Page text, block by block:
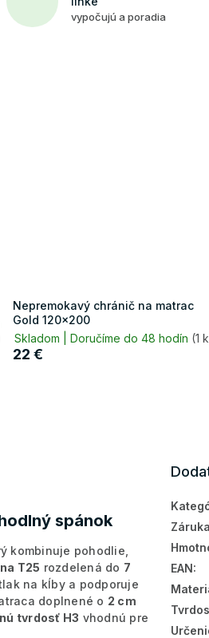
vypočujú a poradia
Nepremokavý chránič na matrac
Gold 120x200
Skladom | Doručíme do 48 hodín (1
22 €
spánok
kombinuje pohodlie,
T25 rozdelená do 7
na kĺby a podporuje
doplnené o 2 cm
tvrdosť H3 vhodnú pre
Záruka
EAN: